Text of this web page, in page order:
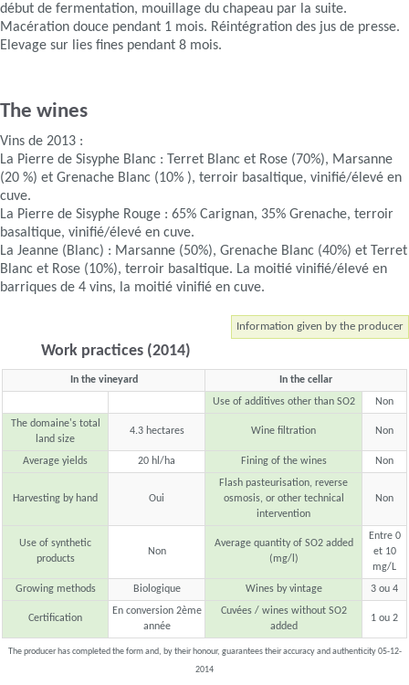
début de fermentation, mouillage du chapeau par la suite.
Macération douce pendant 1 mois. Réintégration des jus de presse.
Elevage sur lies fines pendant 8 mois.
The wines
Vins de 2013 :
La Pierre de Sisyphe Blanc : Terret Blanc et Rose (70%), Marsanne
(20 %) et Grenache Blanc (10% ), terroir basaltique, vinifié/élevé en
cuve.
La Pierre de Sisyphe Rouge : 65% Carignan, 35% Grenache, terroir
basaltique, vinifié/élevé en cuve.
La Jeanne (Blanc) : Marsanne (50%), Grenache Blanc (40%) et Terret
Blanc et Rose (10%), terroir basaltique. La moitié vinifié/élevé en
barriques de 4 vins, la moitié vinifié en cuve.
Information given by the producer
Work practices (2014)
In the vineyard
In the cellar
Use of additives other than SO2
Non
The domaine's total
land size
4.3 hectares Wine filtration Non
Average yields 20 hl/ha Fining of the wines Non
Harvesting by hand Oui
Flash pasteurisation, reverse
osmosis, or other technical
intervention
Non
Use of synthetic
products
Non
Average quantity of SO2 added
(mg/l)
Entre 0
et 10
mg/L
Growing methods
Biologique Wines by vintage 3 ou 4
Certification
En conversion 2ème
année
Cuvées / wines without SO2
added
1 ou 2
The producer has completed the form and, by their honour, guarantees their accuracy and authenticity 05-12-
2014